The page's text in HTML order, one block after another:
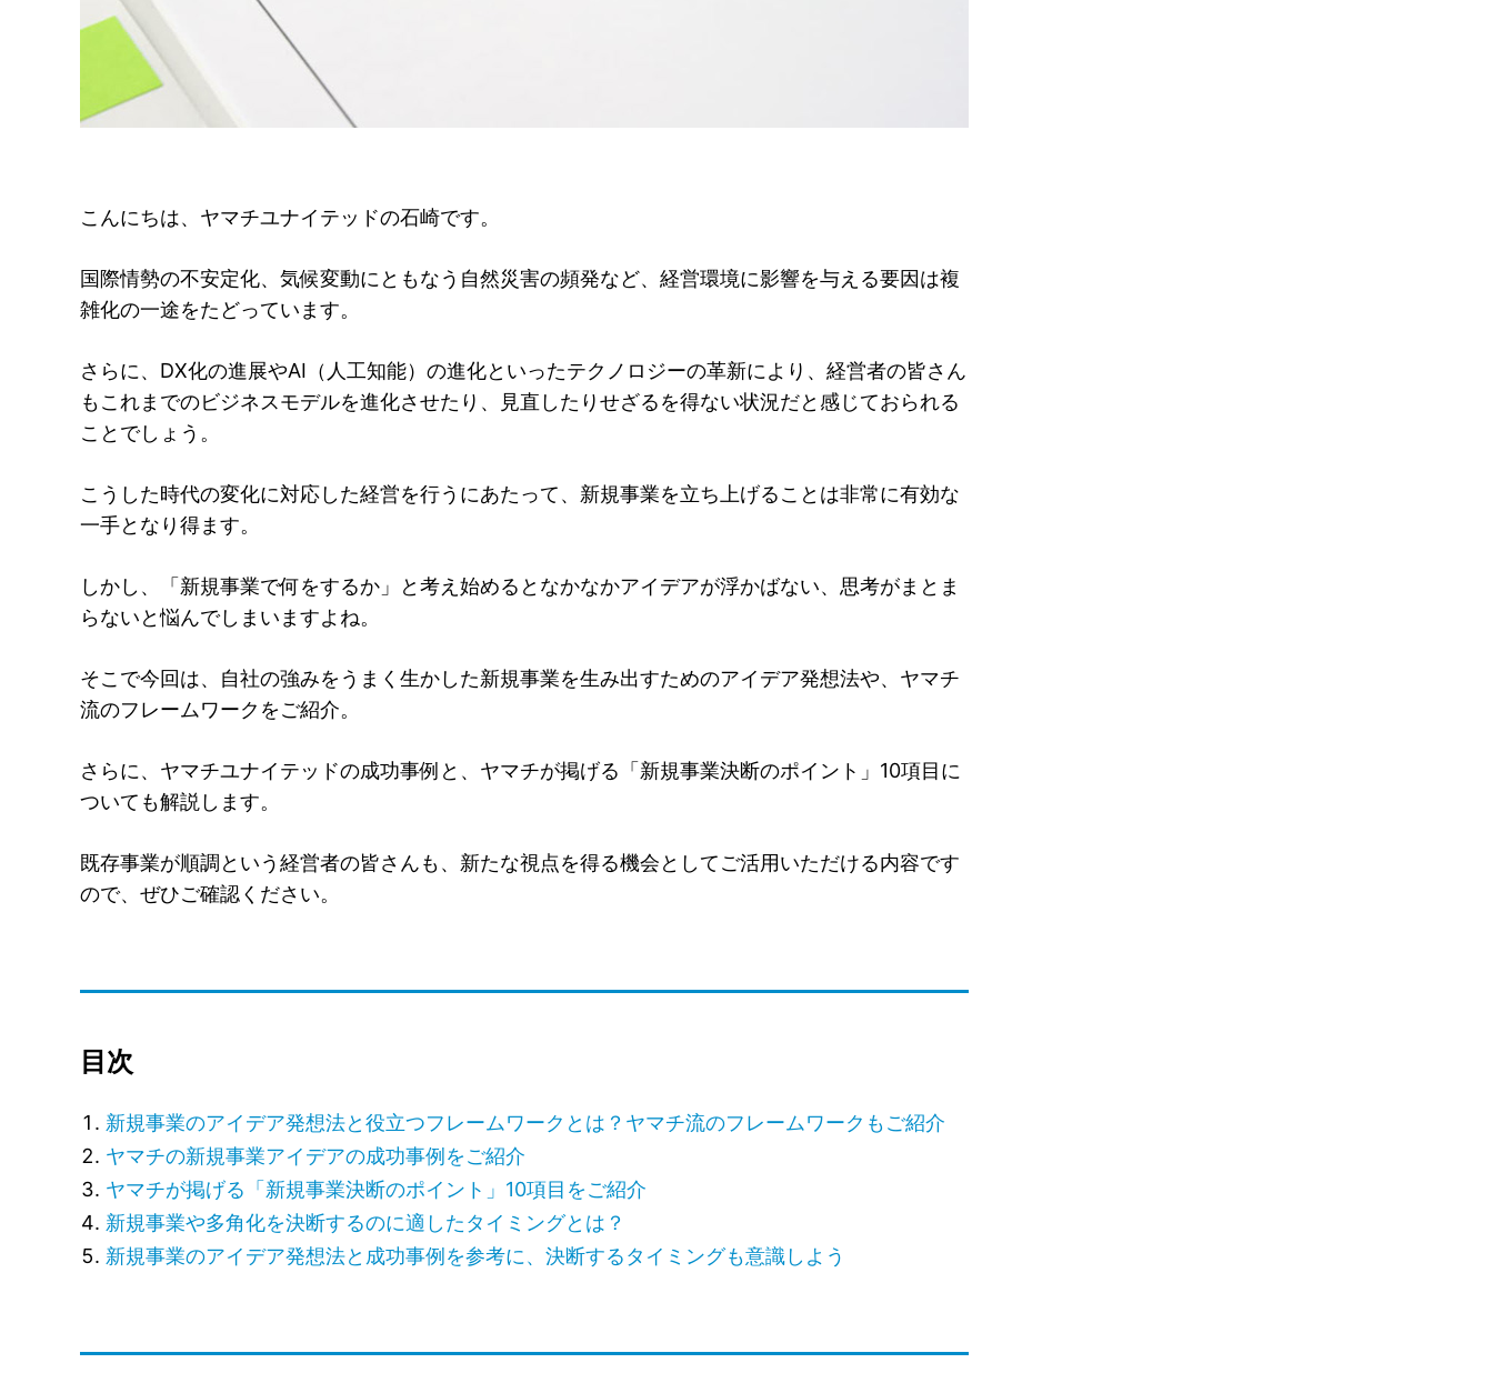
こんにちは、ヤマチユナイテッドの石崎です。
国際情勢の不安定化、気候変動にともなう自然災害の頻発など、経営環境に影響を与える要因は複
雑化の一途をたどっています。
さらに、DX化の進展やAI（人工知能）の進化といったテクノロジーの革新により、経営者の皆さん
もこれまでのビジネスモデルを進化させたり、見直したりせざるを得ない状況だと感じておられる
ことでしょう。
こうした時代の変化に対応した経営を行うにあたって、新規事業を立ち上げることは非常に有効な
一手となり得ます。
しかし、「新規事業で何をするか」と考え始めるとなかなかアイデアが浮かばない、思考がまとま
らないと悩んでしまいますよね。
そこで今回は、自社の強みをうまく生かした新規事業を生み出すためのアイデア発想法や、ヤマチ
流のフレームワークをご紹介。
さらに、ヤマチユナイテッドの成功事例と、ヤマチが掲げる「新規事業決断のポイント」10項目に
ついても解説します。
既存事業が順調という経営者の皆さんも、新たな視点を得る機会としてご活用いただける内容です
ので、ぜひご確認ください。
目次
新規事業のアイデア発想法と役立つフレームワークとは？ヤマチ流のフレームワークもご紹介
ヤマチの新規事業アイデアの成功事例をご紹介
ヤマチが掲げる「新規事業決断のポイント」10項目をご紹介
新規事業や多角化を決断するのに適したタイミングとは？
新規事業のアイデア発想法と成功事例を参考に、決断するタイミングも意識しよう